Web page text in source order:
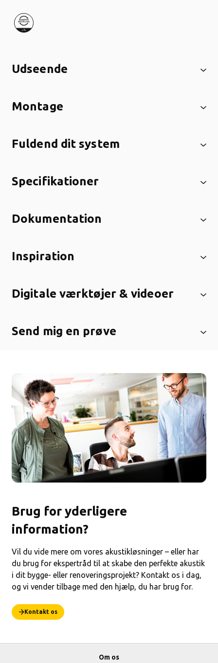
Udseende
Montage
Fuldend dit system
Specifikationer
Dokumentation
Inspiration
Digitale værktøjer & videoer
Send mig en prøve
Brug for yderligere
information?
Vil du vide mere om vores akustikløsninger – eller har
du brug for ekspertråd til at skabe den perfekte akustik
i dit bygge- eller renoveringsprojekt? Kontakt os i dag,
og vi vender tilbage med den hjælp, du har brug for.
Kontakt os
Om os